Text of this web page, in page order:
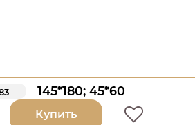
145*180; 45*60
Купить